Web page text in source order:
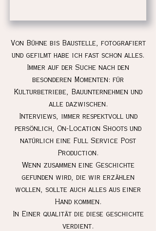
Von Bühne bis Baustelle, fotografiert
und gefilmt habe ich fast schon alles.
Immer auf der Suche nach den
besonderen Momenten: für
Kulturbetriebe, Bauunternehmen und
alle dazwischen.
Interviews, immer respektvoll und
persönlich, On-Location Shoots und
natürlich eine Full Service Post
Production.
Wenn zusammen eine Geschichte
gefunden wird, die wir erzählen
wollen, sollte auch alles aus einer
Hand kommen.
In Einer qualität die diese geschichte
verdient.